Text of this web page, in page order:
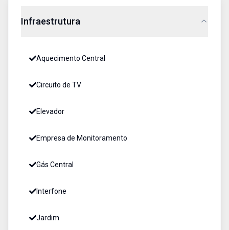
Infraestrutura
Aquecimento Central
Circuito de TV
Elevador
Empresa de Monitoramento
Gás Central
Interfone
Jardim